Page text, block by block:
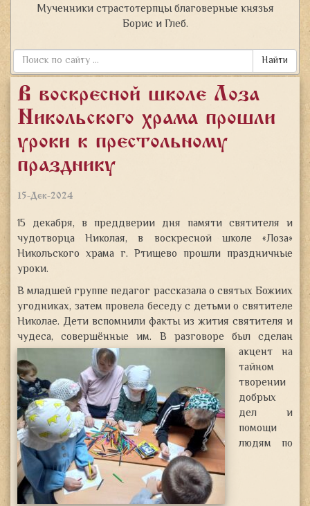
Мученники страстотерпцы благоверные князья
Борис и Глеб.
Найти
В воскресной школе «Лоза»
Никольского храма прошли
уроки к престольному
празднику
15-Дек-2024
15 декабря, в преддверии дня памяти святителя и
чудотворца Николая, в воскресной школе «Лоза»
Никольского храма г. Ртищево прошли праздничные
уроки.
В младшей группе педагог рассказалао святых Божиих
угодниках, затем провела беседу с детьми о святителе
Николае. Дети вспомнили факты из жития святителя и
чудеса, совершённые им. В разговоре был сделан
акцент на
тайном
творении
добрых
дел и
помощи
людям по